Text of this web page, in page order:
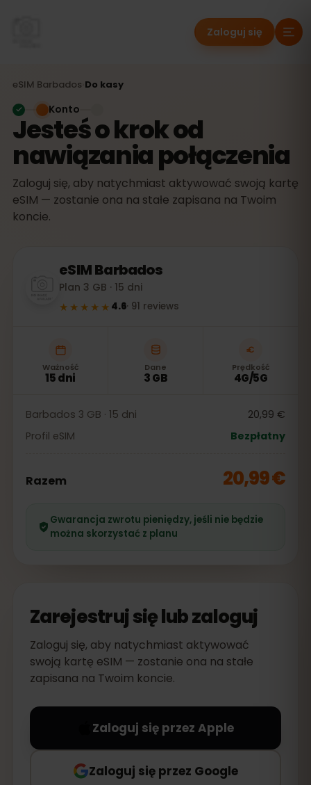
Zaloguj się
eSIM Barbados Do kasy
Jesteś o krok od
nawiązania połączenia
Zaloguj się, aby natychmiast aktywować swoją kartę
eSIM — zostanie ona na stałe zapisana na Twoim
koncie.
Konto
eSIMBarbados
Plan 3 GB · 15 dni
★★★★★ 4.6· 91 reviews
Ważność
15 dni
Dane
3 GB
Prędkość
4G/5G
Barbados 3 GB · 15 dni
20,99 €
Profil eSIM
Bezpłatny
Razem 20,99 €
Gwarancja zwrotu pieniędzy, jeśli nie będzie
można skorzystać z planu
Zarejestruj się lub zaloguj
Zaloguj się, aby natychmiast aktywować
swoją kartę eSIM — zostanie ona na stałe
zapisana na Twoim koncie.
Zaloguj się przez Apple
Zaloguj się przez Google